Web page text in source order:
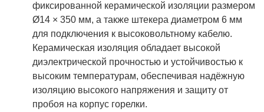
фиксированной керамической изоляции размером
Ø14 × 350 мм, а также штекера диаметром 6 мм
для подключения к высоковольтному кабелю.
Керамическая изоляция обладает высокой
диэлектрической прочностью и устойчивостью к
высоким температурам, обеспечивая надёжную
изоляцию высокого напряжения и защиту от
пробоя на корпус горелки.